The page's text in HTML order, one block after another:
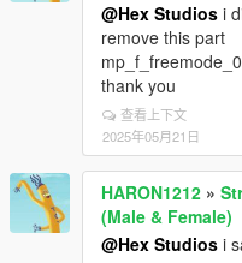
@Hex Studios i
remove this part
thank you
查看上下文
2025年05月21日
HARON1212 »
(Male & Female)
@Hex Studios i